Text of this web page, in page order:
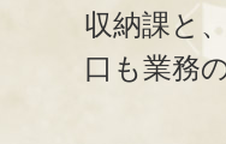
収納課と、
口も業務